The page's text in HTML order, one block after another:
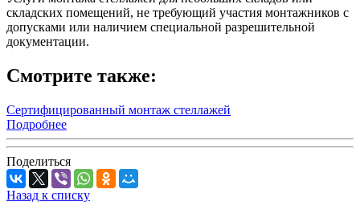
складских помещений, не требующий участия монтажников с
допусками или наличием специальной разрешительной
документации.
Смотрите также:
Сертифицированный монтаж стеллажей
Подробнее
Поделиться
Назад к списку